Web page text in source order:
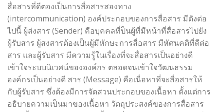
สื่อสารที่ดีตองเป็นการสื่อสารสองทาง
(intercommunication) องค์ประกอบของการสื่อสาร มีดังต่อ
ไปนี้ ผู้ส่งสาร (Sender) คือบุคคลที่ป็นผู้ที่มีหน้าที่สื่อสารไปยัง
ผู้รับสาร ผู้สงสารต้องเป็นผู้มีหักษะการสื่อสาร มีหัศนคติที่ดีต่อ
สาร และผู้รับสาร มีความรู้ในเรื่องที่จะสื่อสารเป็นอย่างดี
เข้าใจระบบนิเวศน์ขององค์กร ตลอดจนเข้าใจวัฒนธรรม
องค์กรเป็นอย่างดี สาร (Message) คือเนื่อหาที่จะสื่อสารให้
กับผู้รับสาร ซึ่งต้องมีการจัดสวนประกอบของเนื้อหา ตั้งแต่การ
อธิบายความเป็นมาของเนื้อหา วัตถุประสงค์ของการสื่อสาร